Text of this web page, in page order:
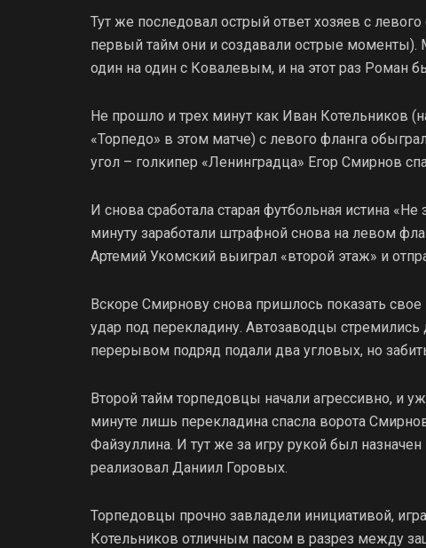
Тут же последовал острый ответ хозяев с
первый тайм они и создавали острые
один на один с Ковалевым, и на этот раз Роман
Не прошло и трех минут как Иван Котельников
«Торпедо» в этом матче) с левого фланга
угол – голкипер «Ленинградца» Егор Смирнов
И снова сработала старая футбольная истина
минуту заработали штрафной снова на левом
Артемий Укомский выиграл «второй этаж» и
Вскоре Смирнову снова пришлось показать
удар под перекладину. Автозаводцы
перерывом подряд подали два угловых, но
Второй тайм торпедовцы начали агрессивно, и
минуте лишь перекладина спасла ворота
Файзуллина. И тут же за игру рукой был
реализовал Даниил Горовых.
Торпедовцы прочно завладели инициативой,
Котельников отличным пасом в разрез между